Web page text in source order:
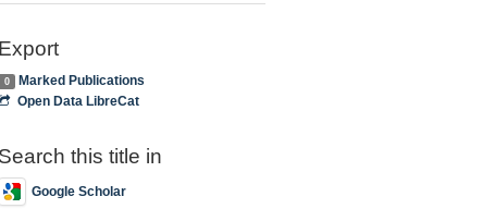
Export
0
Marked Publications
Open Data LibreCat
Search this title in
Google Scholar